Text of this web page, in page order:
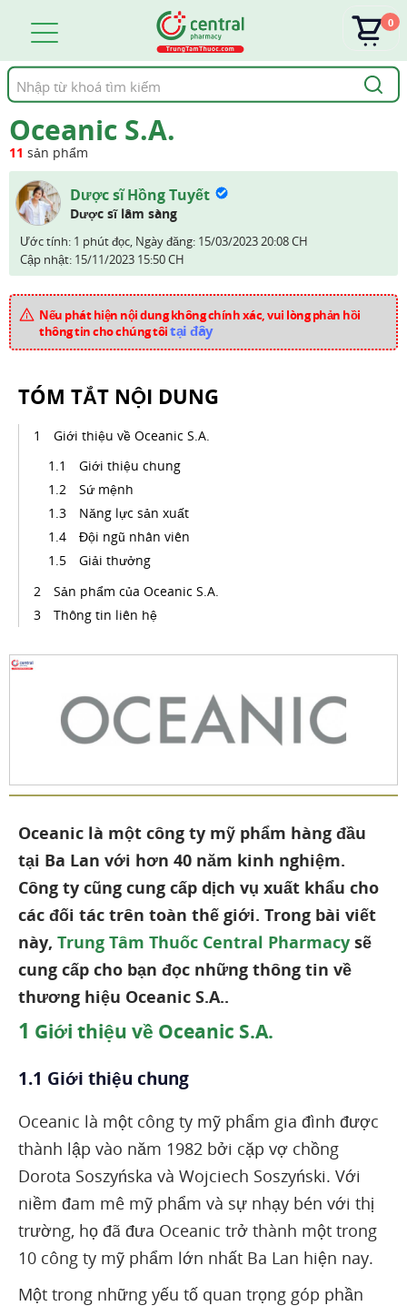
Tìm
kiếm
0
Oceanic S.A.
11 sản phẩm
Dược sĩ Hồng Tuyết
Dược sĩ lâm sàng
Ước tính: 1 phút đọc, Ngày đăng: 15/03/2023 20:08 CH
Cập nhật: 15/11/2023 15:50 CH
Nếu phát hiện nội dung không chính xác, vui lòng phản hồi
thông tin cho chúng tôitại đây
TÓM TẮT NỘI DUNG
Giới thiệu về Oceanic S.A.
Giới thiệu chung
Sứ mệnh
Năng lực sản xuất
Đội ngũ nhân viên
Giải thưởng
Sản phẩm của Oceanic S.A.
Thông tin liên hệ
Oceanic là một công ty mỹ phẩm hàng đầu
tại Ba Lan với hơn 40 năm kinh nghiệm.
Công ty cũng cung cấp dịch vụ xuất khẩu cho
các đối tác trên toàn thế giới. Trong bài viết
này, Trung Tâm Thuốc Central Pharmacy sẽ
cung cấp cho bạn đọc những thông tin về
thương hiệu Oceanic S.A..
1 Giới thiệu về Oceanic S.A.
1.1 Giới thiệu chung
Oceanic là một công ty mỹ phẩm gia đình được
thành lập vào năm 1982 bởi cặp vợ chồng
Dorota Soszyńska và Wojciech Soszyński. Với
niềm đam mê mỹ phẩm và sự nhạy bén với thị
trường, họ đã đưa Oceanic trở thành một trong
10 công ty mỹ phẩm lớn nhất Ba Lan hiện nay.
Một trong những yếu tố quan trọng góp phần